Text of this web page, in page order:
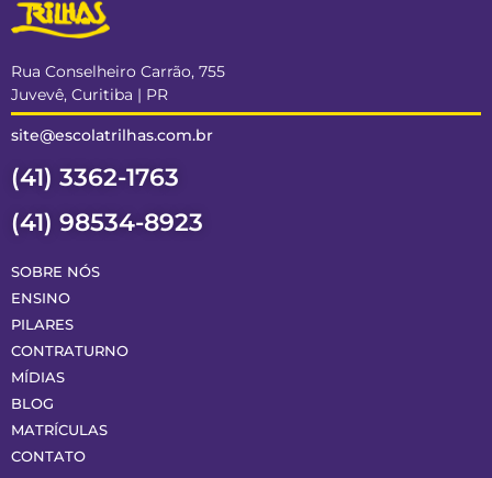
Rua Conselheiro Carrão, 755
Juvevê, Curitiba | PR
site@escolatrilhas.com.br
(41) 3362-1763
(41) 98534-8923
SOBRE NÓS
ENSINO
PILARES
CONTRATURNO
MÍDIAS
BLOG
MATRÍCULAS
CONTATO